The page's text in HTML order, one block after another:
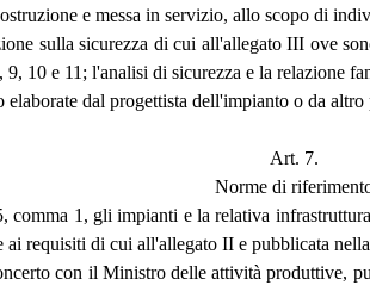
e messa in servizio, allo scopo di
sulla sicurezza di cui all'allegato III ove
10 e 11; l'analisi di sicurezza e la relazione
dal progettista dell'impianto o da altro
Art. 7.
Norme di
1, gli impianti e la relativa
ai requisiti di cui all'allegato II e pubblicata
con il Ministro delle attività produttive,